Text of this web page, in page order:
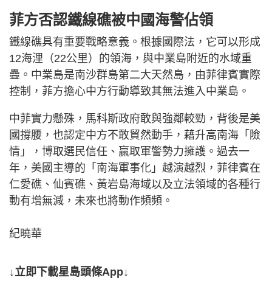
菲方否認鐵線礁被中國海警佔領
鐵線礁具有重要戰略意義。根據國際法，它可以形成
12海浬（22公里）的領海，與中業島附近的水域重
疊。中業島是南沙群島第二大天然島，由菲律賓實際
控制，菲方擔心中方行動導致其無法進入中業島。
中菲實力懸殊，馬科斯政府敢與強鄰較勁，背後是美
國撐腰，也認定中方不敢貿然動手，藉升高南海「險
情」，博取選民信任、贏取軍警勢力擁護。過去一
年，美國主導的「南海軍事化」越演越烈，菲律賓在
仁愛礁、仙賓礁、黃岩島海域以及立法領域的各種行
動有增無減，未來也將動作頻頻。
紀曉華
↓立即下載星島頭條App↓